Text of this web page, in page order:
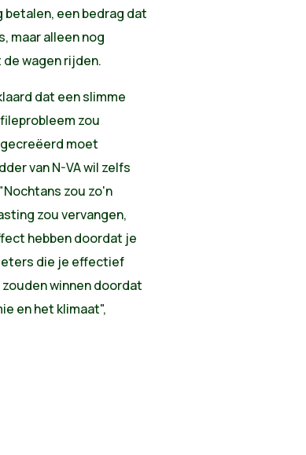
een bedrag dat
maar alleen nog
wagen rijden.
dat een slimme
zou
gecreëerd moet
van N-VA wil zelfs
zou zo'n
zou vervangen,
hebben doordat je
die je effectief
winnen doordat
en het klimaat",